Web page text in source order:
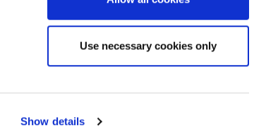
Show details
Use necessary cookies only